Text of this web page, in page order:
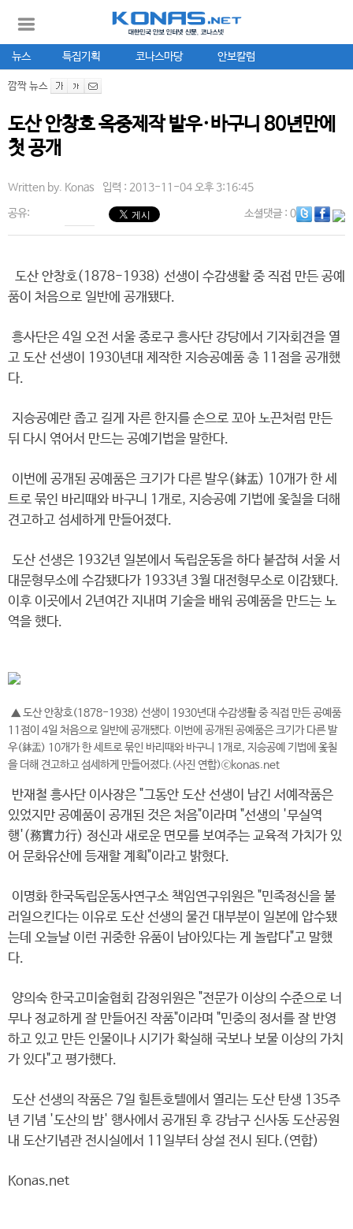
뉴스 특집기획 코나스마당 안보칼럼
깜짝 뉴스
도산 안창호 옥중제작 발우·바구니 80년만에
첫 공개
Written by. Konas 입력 : 2013-11-04 오후 3:16:45
공유: 소셜댓글: 0
도산 안창호(1878-1938) 선생이 수감생활 중 직접 만든 공예
품이 처음으로 일반에 공개됐다.
흥사단은 4일 오전 서울 종로구 흥사단 강당에서 기자회견을 열
고 도산 선생이 1930년대 제작한 지승공예품 총 11점을 공개했
다.
지승공예란 좁고 길게 자른 한지를 손으로 꼬아 노끈처럼 만든
뒤 다시 엮어서 만드는 공예기법을 말한다.
이번에 공개된 공예품은 크기가 다른 발우(鉢盂) 10개가 한 세
트로 묶인 바리때와 바구니 1개로, 지승공예 기법에 옻칠을 더해
견고하고 섬세하게 만들어졌다.
도산 선생은 1932년 일본에서 독립운동을 하다 붙잡혀 서울 서
대문형무소에 수감됐다가 1933년 3월 대전형무소로 이감됐다.
이후 이곳에서 2년여간 지내며 기술을 배워 공예품을 만드는 노
역을 했다.
▲ 도산 안창호(1878-1938) 선생이 1930년대 수감생활 중 직접 만든 공예품
11점이 4일 처음으로 일반에 공개됐다. 이번에 공개된 공예품은 크기가 다른 발
우(鉢盂) 10개가 한 세트로 묶인 바리때와 바구니 1개로, 지승공예 기법에 옻칠
을 더해 견고하고 섬세하게 만들어졌다.(사진 연합)ⓒkonas.net
반재철 흥사단 이사장은 "그동안 도산 선생이 남긴 서예작품은
있었지만 공예품이 공개된 것은 처음"이라며 "선생의 '무실역
행'(務實力行) 정신과 새로운 면모를 보여주는 교육적 가치가 있
어 문화유산에 등재할 계획"이라고 밝혔다.
이명화 한국독립운동사연구소 책임연구위원은 "민족정신을 불
러일으킨다는 이유로 도산 선생의 물건 대부분이 일본에 압수됐
는데 오늘날 이런 귀중한 유품이 남아있다는 게 놀랍다"고 말했
다.
양의숙 한국고미술협회 감정위원은 "전문가 이상의 수준으로 너
무나 정교하게 잘 만들어진 작품"이라며 "민중의 정서를 잘 반영
하고 있고 만든 인물이나 시기가 확실해 국보나 보물 이상의 가치
가 있다"고 평가했다.
도산 선생의 작품은 7일 힐튼호텔에서 열리는 도산 탄생 135주
년 기념 '도산의 밤' 행사에서 공개된 후 강남구 신사동 도산공원
내 도산기념관 전시실에서 11일부터 상설 전시 된다.(연합)
Konas.net